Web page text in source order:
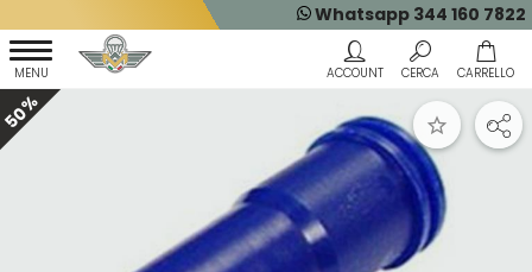
Whatsapp 344 160 7822
50%